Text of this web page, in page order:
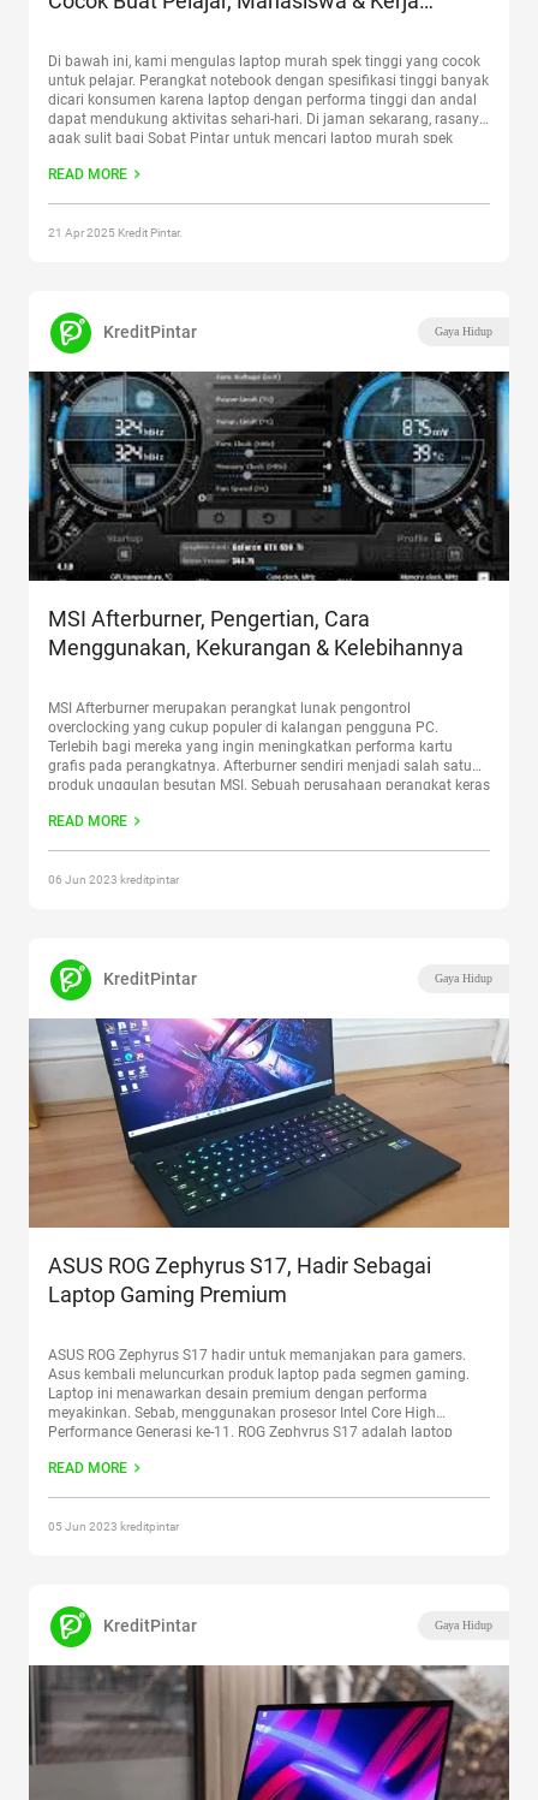
Di bawah ini, kami mengulas laptop murah spek tinggi yang cocok
untuk pelajar. Perangkat notebook dengan spesifikasi tinggi banyak
dicari konsumen karena laptop dengan performa tinggi dan andal
dapat mendukung aktivitas sehari-hari. Di jaman sekarang, rasanya
agak sulit bagi Sobat Pintar untuk mencari laptop murah spek
spesifikasiContinue reading
READ MORE
21 Apr 2025 Kredit Pintar.
KreditPintar Gaya Hidup
MSI Afterburner, Pengertian, Cara
Menggunakan, Kekurangan & Kelebihannya
MSI Afterburner merupakan perangkat lunak pengontrol
overclocking yang cukup populer di kalangan pengguna PC.
Terlebih bagi mereka yang ingin meningkatkan performa kartu
grafis pada perangkatnya. Afterburner sendiri menjadi salah satu
produk unggulan besutan MSI. Sebuah perusahaan perangkat keras
secara gratis. Tak hanya itu saja, Afterburner juga memiliki
READ MORE
06 Jun 2023 kreditpintar
KreditPintar Gaya Hidup
ASUS ROG Zephyrus S17, Hadir Sebagai
Laptop Gaming Premium
ASUS ROG Zephyrus S17 hadir untuk memanjakan para gamers.
Asus kembali meluncurkan produk laptop pada segmen gaming.
Laptop ini menawarkan desain premium dengan performa
meyakinkan. Sebab, menggunakan prosesor Intel Core High
Performance Generasi ke-11. ROG Zephyrus S17 adalah laptop
keyboard. Sehingga bisa terangkat saat Anda menggunakannya.
READ MORE
05 Jun 2023 kreditpintar
KreditPintar Gaya Hidup